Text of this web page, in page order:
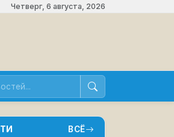
Четверг, 6 августа, 2026
ВСЁ